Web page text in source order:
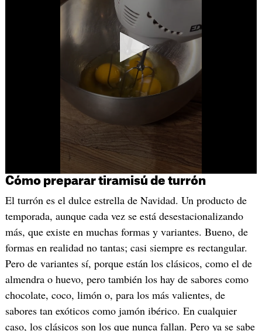
Cómo preparar tiramisú de turrón
El turrón es el dulce estrella de Navidad. Un producto de
temporada, aunque cada vez se está desestacionalizando
más, que existe en muchas formas y variantes. Bueno, de
formas en realidad no tantas; casi siempre es rectangular.
Pero de variantes sí, porque están los clásicos, como el de
almendra o huevo, pero también los hay de sabores como
chocolate, coco, limón o, para los más valientes, de
sabores tan exóticos como jamón ibérico. En cualquier
caso, los clásicos son los que nunca fallan. Pero ya se sabe